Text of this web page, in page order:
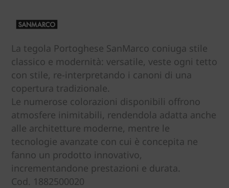
La tegola Portoghese SanMarco coniuga stile
classico e modernità: versatile, veste ogni tetto
con stile, re-interpretando i canoni di una
copertura tradizionale.
Le numerose colorazioni disponibili offrono
atmosfere inimitabili, rendendola adatta anche
alle architetture moderne, mentre le
tecnologie avanzate con cui è concepita ne
fanno un prodotto innovativo,
incrementandone prestazioni e durata.
Cod. 1882500020